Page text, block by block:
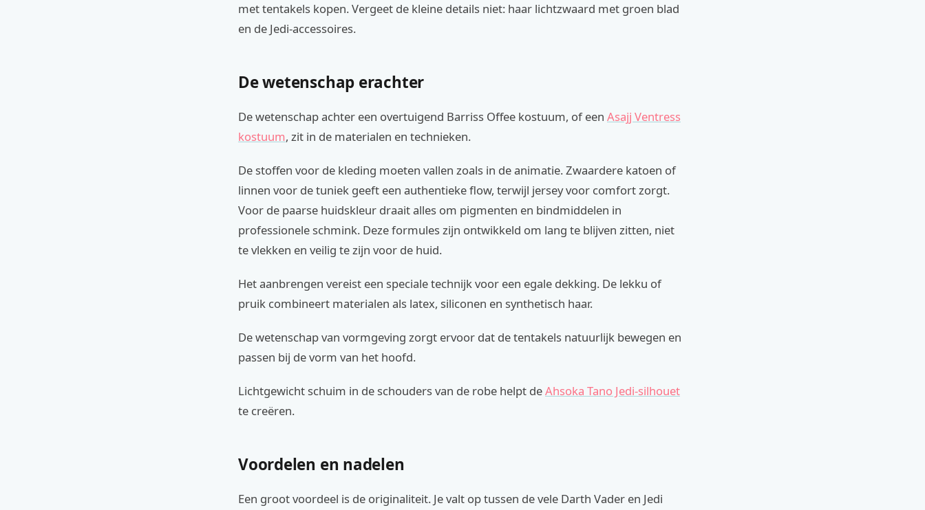
met tentakels kopen. Vergeet de kleine details niet: haar lichtzwaard met groen blad
en de Jedi-accessoires.
De wetenschap erachter
De wetenschap achter een overtuigend Barriss Offee kostuum, of een Asajj Ventress
kostuum, zit in de materialen en technieken.
De stoffen voor de kleding moeten vallen zoals in de animatie. Zwaardere katoen of
linnen voor de tuniek geeft een authentieke flow, terwijl jersey voor comfort zorgt.
Voor de paarse huidskleur draait alles om pigmenten en bindmiddelen in
professionele schmink. Deze formules zijn ontwikkeld om lang te blijven zitten, niet
te vlekken en veilig te zijn voor de huid.
Het aanbrengen vereist een speciale technijk voor een egale dekking. De lekku of
pruik combineert materialen als latex, siliconen en synthetisch haar.
De wetenschap van vormgeving zorgt ervoor dat de tentakels natuurlijk bewegen en
passen bij de vorm van het hoofd.
Lichtgewicht schuim in de schouders van de robe helpt deAhsoka Tano Jedi-silhouet
te creëren.
Voordelen en nadelen
Een groot voordeel is de originaliteit. Je valt op tussen de vele Darth Vader en Jedi